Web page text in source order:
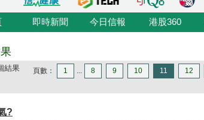
即時新聞 今日信報 港股360
結果 頁數： 1 ... 8 9 10 11 12
?